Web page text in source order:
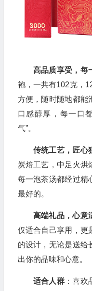
高品质享受，每
袍，一共有102克，
方便，随时随地都能
口感醇厚，每一口
气”。
传统工艺，匠心
炭焙工艺，中足火烘
每一泡茶汤都经过精
最好的。
高端礼品，心意
仅适合自己享用，更
的设计，无论是送给
出你的品味和心意。
适合人群：喜欢